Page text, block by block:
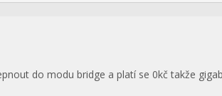
do modu bridge a platí se 0kč takže